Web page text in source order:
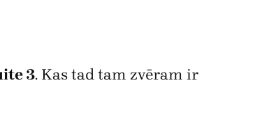
3. Kas tad tam zvēram ir